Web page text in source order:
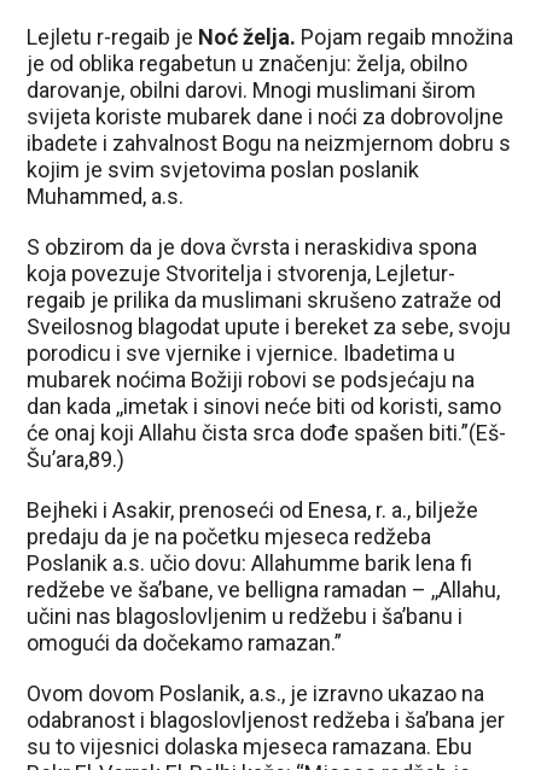
Lejletu r-regaib je Noć želja. Pojam regaib množina
je od oblika regabetun u značenju: želja, obilno
darovanje, obilni darovi. Mnogi muslimani širom
svijeta koriste mubarek dane i noći za dobrovoljne
ibadete i zahvalnost Bogu na neizmjernom dobru s
kojim je svim svjetovima poslan poslanik
Muhammed, a.s.
S obzirom da je dova čvrsta i neraskidiva spona
koja povezuje Stvoritelja i stvorenja, Lejletur-
regaib je prilika da muslimani skrušeno zatraže od
Sveilosnog blagodat upute i bereket za sebe, svoju
porodicu i sve vjernike i vjernice. Ibadetima u
mubarek noćima Božiji robovi se podsjećaju na
dan kada ,,imetak i sinovi neće biti od koristi, samo
će onaj koji Allahu čista srca dođe spašen biti.”(Eš-
Šu’ara,89.)
Bejheki i Asakir, prenoseći od Enesa, r. a., bilježe
predaju da je na početku mjeseca redžeba
Poslanik a.s. učio dovu: Allahumme barik lena fi
redžebe ve ša’bane, ve belligna ramadan – ,,Allahu,
učini nas blagoslovljenim u redžebu i ša’banu i
omogući da dočekamo ramazan.”
Ovom dovom Poslanik, a.s., je izravno ukazao na
odabranost i blagoslovljenost redžeba i ša’bana jer
su to vijesnici dolaska mjeseca ramazana. Ebu